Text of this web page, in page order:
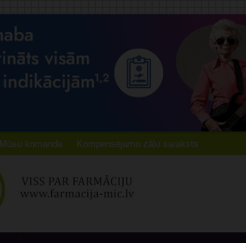
Mūsu komanda Kompensējamo zāļu saraksts